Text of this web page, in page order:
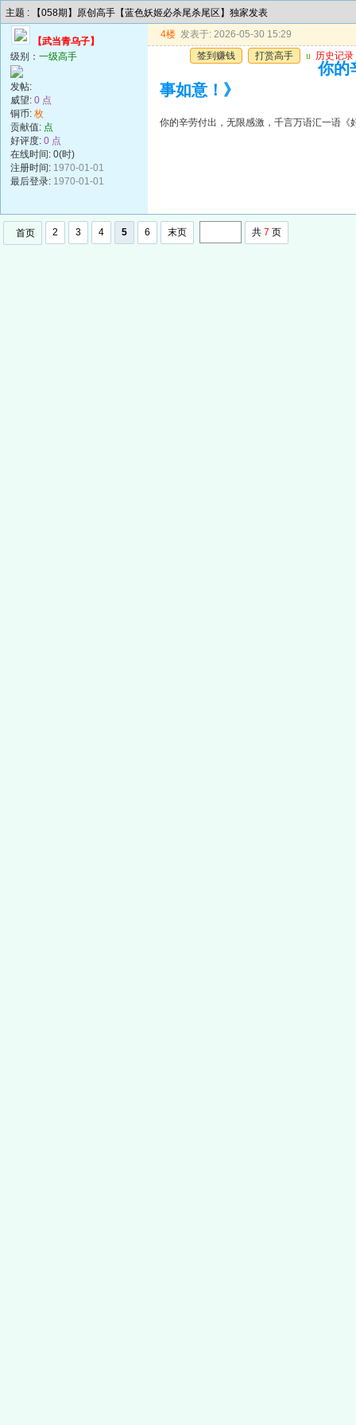
主题 : 【058期】原创高手【蓝色妖姬必杀尾杀尾区】独家发表
【武当青乌子】
级别： 一级高手
发帖:
威望: 0 点
铜币: 枚
贡献值: 点
好评度: 0 点
在线时间: 0(时)
注册时间: 1970-01-01
最后登录: 1970-01-01
4楼 发表于: 2026-05-30 15:29
签到赚钱
打赏高手 u 历史记录
你的
事如意！》
你的辛劳付出，无限感激，千言万语汇一语《
首页 2 3 4 5 6 末页 共 7 页